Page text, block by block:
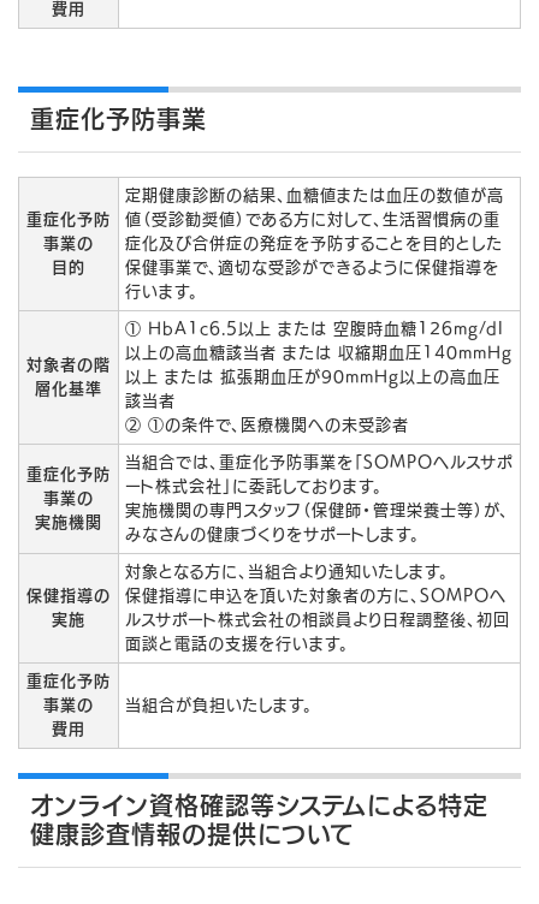
費用
重症化予防事業
重症化予防
事業の
目的
定期健康診断の結果、血糖値または血圧の数値が高
値（受診勧奨値）である方に対して、生活習慣病の重
症化及び合併症の発症を予防することを目的とした
保健事業で、適切な受診ができるように保健指導を
行います。
対象者の階
層化基準
① HbA1c6.5以上 または 空腹時血糖126mg/dl
以上の高血糖該当者 または 収縮期血圧140mmHg
以上 または 拡張期血圧が90mmHg以上の高血圧
該当者
② ①の条件で、医療機関への未受診者
重症化予防
事業の
実施機関
当組合では、重症化予防事業を「SOMPOヘルスサポ
ート株式会社」に委託しております。
実施機関の専門スタッフ（保健師・管理栄養士等）が、
みなさんの健康づくりをサポートします。
保健指導の
実施
対象となる方に、当組合より通知いたします。
保健指導に申込を頂いた対象者の方に、SOMPOヘ
ルスサポート株式会社の相談員より日程調整後、初回
面談と電話の支援を行います。
重症化予防
事業の
費用
当組合が負担いたします。
オンライン資格確認等システムによる特定
健康診査情報の提供について